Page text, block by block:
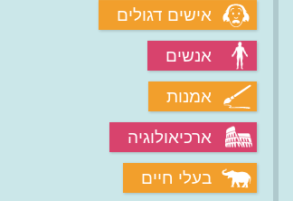
אישים דגולים
אנשים
אמנות
ארכיאולוגיה
בעלי חיים